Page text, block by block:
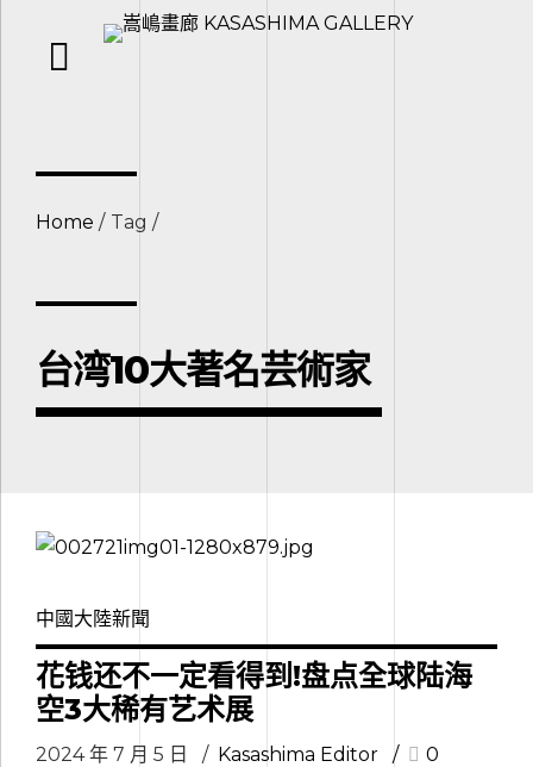
Home Tag
台湾10大著名芸術家
中國大陸新聞
花钱还不一定看得到!盘点全球陆海
空3大稀有艺术展
2024 年 7 月 5 日 Kasashima Editor
0